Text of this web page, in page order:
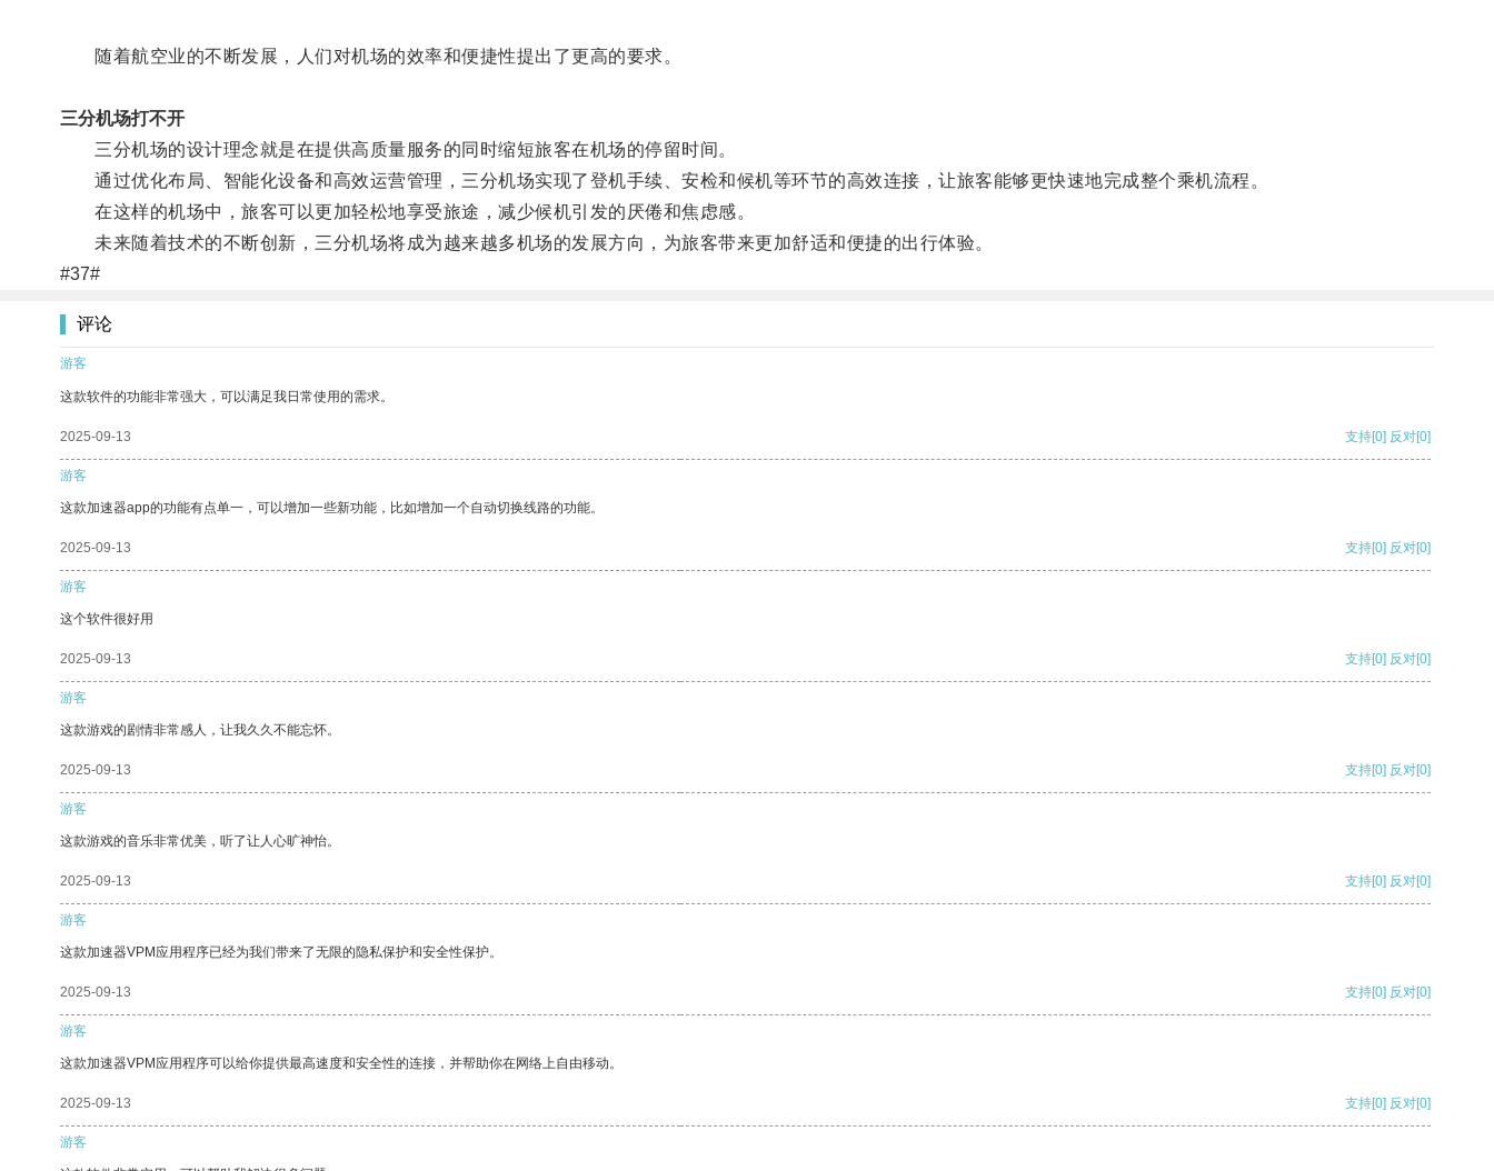
随着航空业的不断发展，人们对机场的效率和便捷性提出了更高的要求。
三分机场打不开
三分机场的设计理念就是在提供高质量服务的同时缩短旅客在机场的停留时间。
通过优化布局、智能化设备和高效运营管理，三分机场实现了登机手续、安检和候机等环节的高效连接，让旅客能够更快速地完成整个乘机流程。
在这样的机场中，旅客可以更加轻松地享受旅途，减少候机引发的厌倦和焦虑感。
未来随着技术的不断创新，三分机场将成为越来越多机场的发展方向，为旅客带来更加舒适和便捷的出行体验。
#37#
评论
游客
这款软件的功能非常强大，可以满足我日常使用的需求。
2025-09-13 支持[0] 反对[0]
游客
这款加速器app的功能有点单一，可以增加一些新功能，比如增加一个自动切换线路的功能。
2025-09-13 支持[0] 反对[0]
游客
这个软件很好用
2025-09-13 支持[0] 反对[0]
游客
这款游戏的剧情非常感人，让我久久不能忘怀。
2025-09-13 支持[0] 反对[0]
游客
这款游戏的音乐非常优美，听了让人心旷神怡。
2025-09-13 支持[0] 反对[0]
游客
这款加速器VPM应用程序已经为我们带来了无限的隐私保护和安全性保护。
2025-09-13 支持[0] 反对[0]
游客
这款加速器VPM应用程序可以给你提供最高速度和安全性的连接，并帮助你在网络上自由移动。
2025-09-13 支持[0] 反对[0]
游客